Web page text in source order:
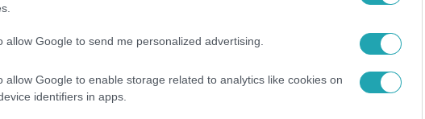
allow Google to send me personalized advertising.
allow Google to enable storage related to analytics like cookies on
identifiers in apps.
Kapcsolatai és botrányos viselkedése folyamatosan
szenzációja volt. A páros többször is intim helyzetbe került